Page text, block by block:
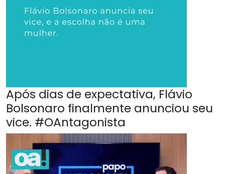
Após dias de expectativa, Flávio
Bolsonaro finalmente anunciou seu
vice. #OAntagonista